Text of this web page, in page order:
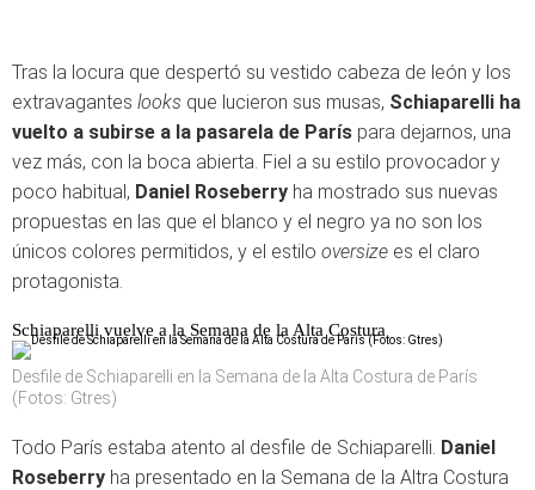
Tras la locura que despertó su vestido cabeza de león y los
extravagantes looks que lucieron sus musas, Schiaparelli ha
vuelto a subirse a la pasarela de París para dejarnos, una
vez más, con la boca abierta. Fiel a su estilo provocador y
poco habitual, Daniel Roseberry ha mostrado sus nuevas
propuestas en las que el blanco y el negro ya no son los
únicos colores permitidos, y el estilo oversize es el claro
protagonista.
Schiaparelli vuelve a la Semana de la Alta Costura
Desfile de Schiaparelli en la Semana de la Alta Costura de París
(Fotos: Gtres)
Todo París estaba atento al desfile de Schiaparelli. Daniel
Roseberry ha presentado en la Semana de la Altra Costura